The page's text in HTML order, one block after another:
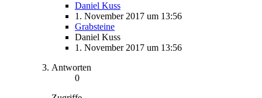
Daniel Kuss
1. November 2017 um 13:56
Grabsteine
Daniel Kuss
1. November 2017 um 13:56
Antworten
0